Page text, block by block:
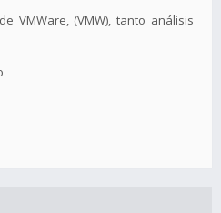
VMWare, (VMW), tanto análisis